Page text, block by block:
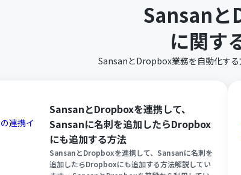
Sansanと
に関す
SansanとDropbox業務を自動化す
SansanとDropboxを連携して、
Sansanに名刺を追加したらDropbox
にも追加する方法
SansanとDropboxを連携して、Sansanに名刺を
追加したらDropboxにも追加する方法解説してい